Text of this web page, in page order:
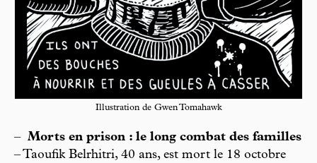
Illustration de Gwen Tomahawk
– Morts en prison : le long combat des familles
– Taoufik Belrhitri, 40 ans, est mort le 18 octobre